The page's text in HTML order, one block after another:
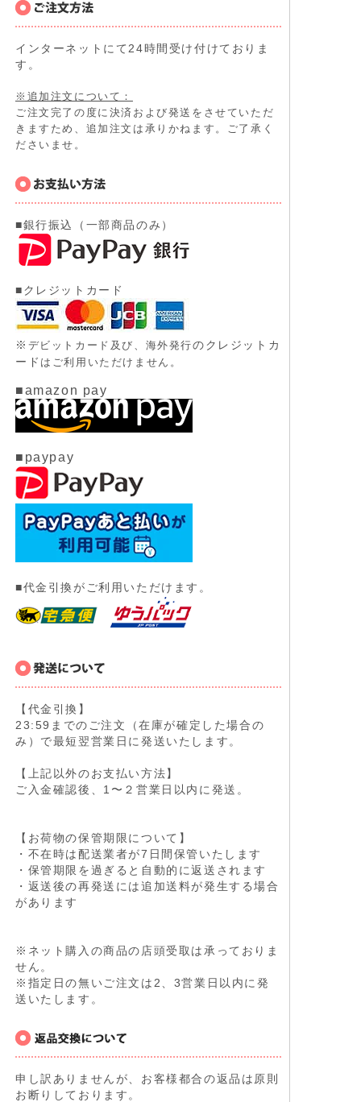
インターネットにて24時間受け付けておりま
す。
※追加注文について：
ご注文完了の度に決済および発送をさせていただ
きますため、追加注文は承りかねます。ご了承く
ださいませ。
■銀行振込（一部商品のみ）
■クレジットカード
※ デビットカード及び、 海外発行のクレジットカ
ード はご利用いただけません。
■amazon pay
■paypay
■代金引換がご利用いただけます。
【代金引換】
23:59までのご注文（在庫が確定した場合の
み）で最短翌営業日に発送いたします。
【上記以外のお支払い方法】
ご入金確認後、1〜２営業日以内に発送。
【お荷物の保管期限について】
・不在時は配送業者が7日間保管いたします
・保管期限を過ぎると自動的に返送されます
・返送後の再発送には追加送料が発生する場合
があります
※ネット購入の商品の店頭受取は承っておりま
せん。
※指定日の無いご注文は2、3営業日以内に発
送いたします。
申し訳ありませんが、お客様都合の返品は原則
お断りしております。